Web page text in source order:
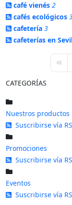
café vienés 2
cafés ecológicos
cafetería 3
cafeterías en
First
CATEGORÍAS
Nuestros productos
Suscribirse vía
Promociones
Suscribirse vía
Eventos
Suscribirse vía